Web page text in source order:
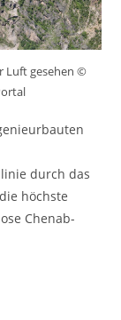
Luft gesehen ©
durch das
höchste
Chenab-